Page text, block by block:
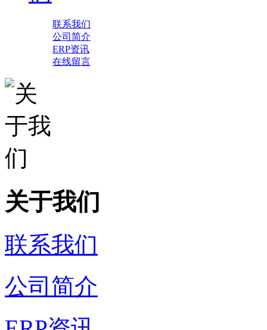
联系我们
公司简介
ERP资讯
在线留言
关于我们
联系我们
公司简介